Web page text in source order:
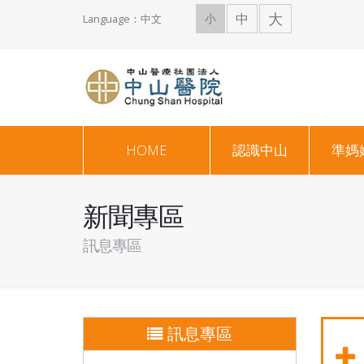
Language：中文 小 中 大
HOME 認識中山 準媽
新聞專區
訊息專區
訊息專區